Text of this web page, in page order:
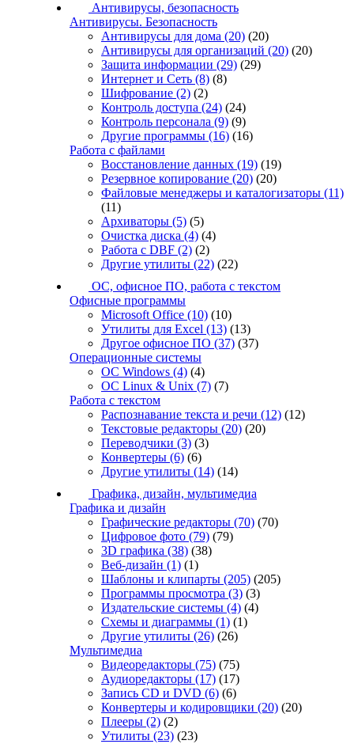
Антивирусы, безопасность
Антивирусы. Безопасность
Антивирусы для дома (20) (20)
Антивирусы для организаций (20) (20)
Защита информации (29) (29)
Интернет и Сеть (8) (8)
Шифрование (2) (2)
Контроль доступа (24) (24)
Контроль персонала (9) (9)
Другие программы (16) (16)
Работа с файлами
Восстановление данных (19) (19)
Резервное копирование (20) (20)
Файловые менеджеры и каталогизаторы (11)
(11)
Архиваторы (5) (5)
Очистка диска (4) (4)
Работа с DBF (2) (2)
Другие утилиты (22) (22)
ОС, офисное ПО, работа с текстом
Офисные программы
Microsoft Office (10) (10)
Утилиты для Excel (13) (13)
Другое офисное ПО (37) (37)
Операционные системы
ОС Windows (4) (4)
ОС Linux & Unix (7) (7)
Работа с текстом
Распознавание текста и речи (12) (12)
Текстовые редакторы (20) (20)
Переводчики (3) (3)
Конвертеры (6) (6)
Другие утилиты (14) (14)
Графика, дизайн, мультимедиа
Графика и дизайн
Графические редакторы (70) (70)
Цифровое фото (79) (79)
3D графика (38) (38)
Веб-дизайн (1) (1)
Шаблоны и клипарты (205) (205)
Программы просмотра (3) (3)
Издательские системы (4) (4)
Схемы и диаграммы (1) (1)
Другие утилиты (26) (26)
Мультимедиа
Видеоредакторы (75) (75)
Аудиоредакторы (17) (17)
Запись CD и DVD (6) (6)
Конвертеры и кодировщики (20) (20)
Плееры (2) (2)
Утилиты (23) (23)